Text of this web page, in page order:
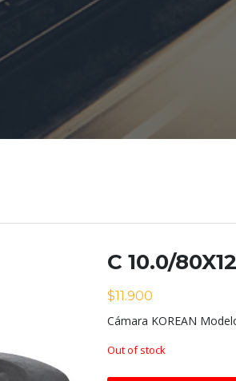
C 10.0/
$11.900
Cámara KOREAN
Out of stock